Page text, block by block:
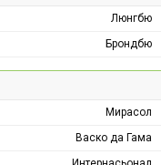
Люнгбю
Брондбю
Мирасол
Васко да Гама